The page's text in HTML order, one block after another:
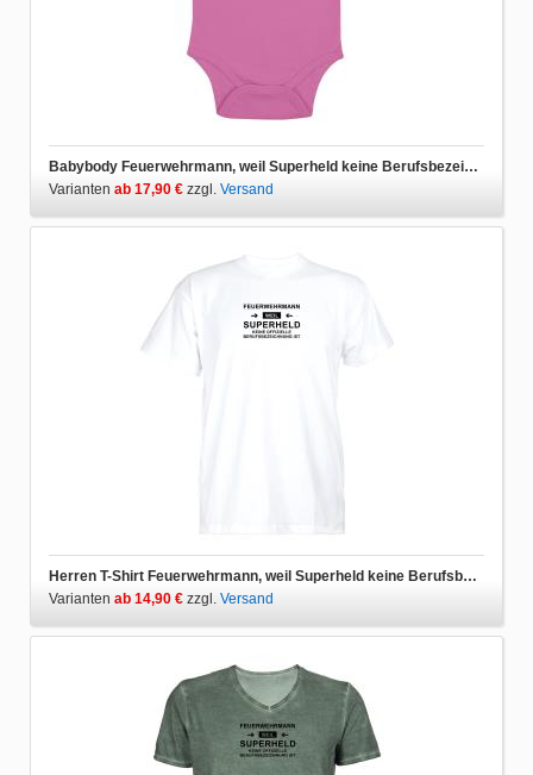
Babybody Feuerwehrmann, weil Superheld keine Berufsbezeichnung ist
Varianten ab 17,90 € zzgl. Versand
Herren T-Shirt Feuerwehrmann, weil Superheld keine Berufsbezeichnung ist
Varianten ab 14,90 € zzgl. Versand